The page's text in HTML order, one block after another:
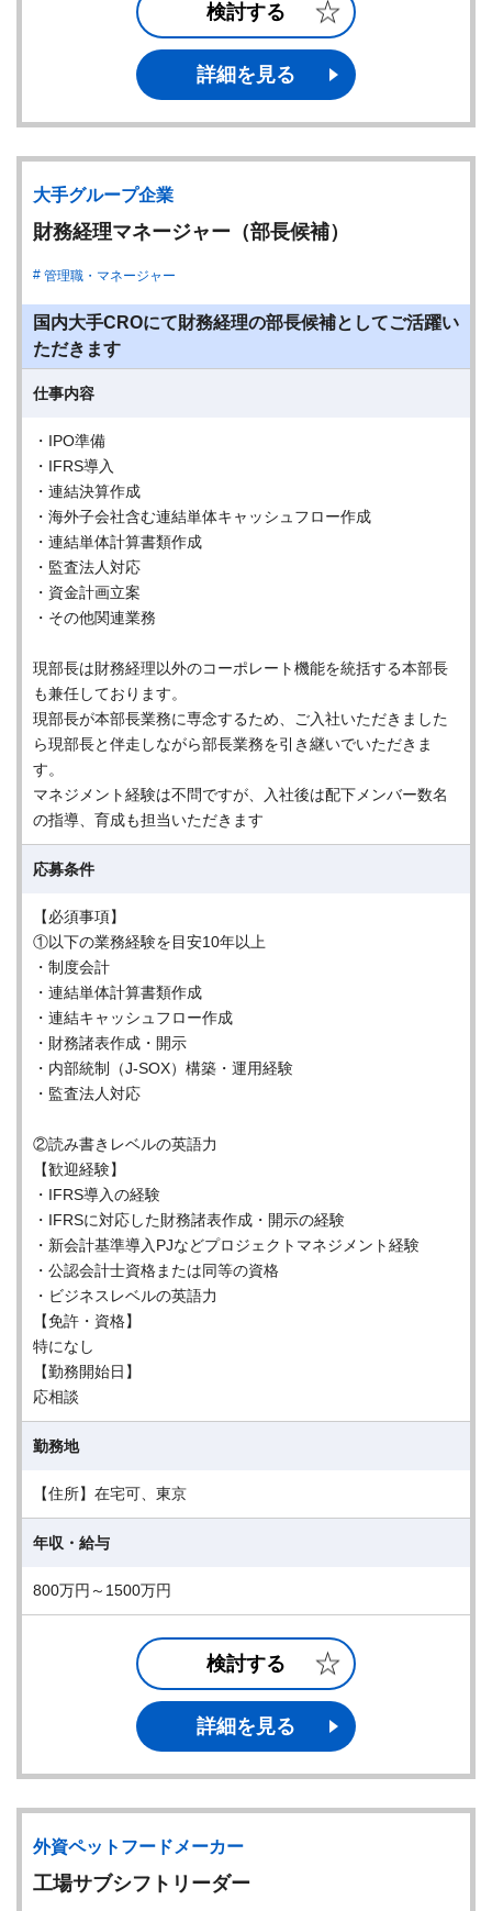
検討する
詳細を見る
大手グループ企業
財務経理マネージャー（部長候補）
管理職・マネージャー
国内大手CROにて財務経理の部長候補としてご活躍い
ただきます
仕事内容
・IPO準備
・IFRS導入
・連結決算作成
・海外子会社含む連結単体キャッシュフロー作成
・連結単体計算書類作成
・監査法人対応
・資金計画立案
・その他関連業務
現部長は財務経理以外のコーポレート機能を統括する本部長
も兼任しております。
現部長が本部長業務に専念するため、ご入社いただきました
ら現部長と伴走しながら部長業務を引き継いでいただきま
す。
マネジメント経験は不問ですが、入社後は配下メンバー数名
の指導、育成も担当いただきます
応募条件
【必須事項】
①以下の業務経験を目安10年以上
・制度会計
・連結単体計算書類作成
・連結キャッシュフロー作成
・財務諸表作成・開示
・内部統制（J-SOX）構築・運用経験
・監査法人対応
②読み書きレベルの英語力
【歓迎経験】
・IFRS導入の経験
・IFRSに対応した財務諸表作成・開示の経験
・新会計基準導入PJなどプロジェクトマネジメント経験
・公認会計士資格または同等の資格
・ビジネスレベルの英語力
【免許・資格】
特になし
【勤務開始日】
応相談
勤務地
【住所】在宅可、東京
年収・給与
800万円～1500万円
検討する
詳細を見る
外資ペットフードメーカー
工場サブシフトリーダー